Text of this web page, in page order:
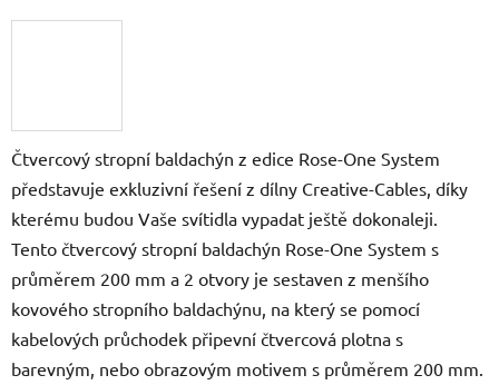
Čtvercový stropní baldachýn z edice Rose-One System
představuje exkluzivní řešení z dílny Creative-Cables, díky
kterému budou Vaše svítidla vypadat ještě dokonaleji.
Tento čtvercový stropní baldachýn Rose-One System s
průměrem 200 mm a 2 otvory je sestaven z menšího
kovového stropního baldachýnu, na který se pomocí
kabelových průchodek připevní čtvercová plotna s
barevným, nebo obrazovým motivem s průměrem 200 mm.